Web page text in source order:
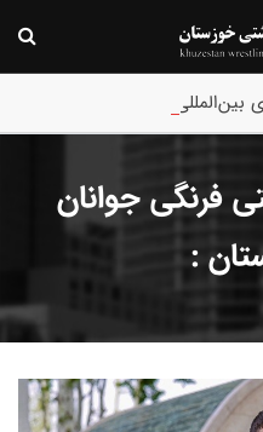
بین‌المللی جام حسن گمیجی و
فرنگی جوانان
: